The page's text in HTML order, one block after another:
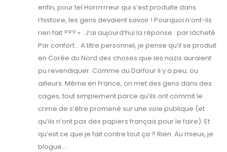
enfin, pour tel Horrrrrreur qui s’est produite dans
l’histoire, les gens devaient savoir ! Pourquoi n’ont-ils
rien fait ??? « . J’ai aujourd’hui la réponse : par lâcheté.
Par confort… A titre personnel, je pense qu’il se produit
en Corée du Nord des choses que les nazis auraient
pu revendiquer. Comme au Darfour il y a peu, ou
ailleurs. Même en France, on met des gens dans des
cages, tout simplement parce qu’ils ont commit le
crime de s’être promené sur une voie publique (et
qu’ils n’ont pas des papiers français pour le faire). Et
qu’est ce que je fait contre tout ça ? Rien. Au mieux, je
blogue…